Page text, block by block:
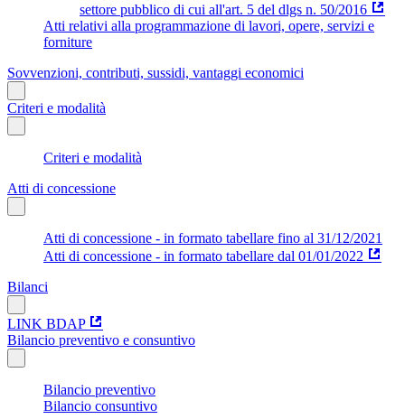
settore pubblico di cui all'art. 5 del dlgs n. 50/2016
Atti relativi alla programmazione di lavori, opere, servizi e
forniture
Sovvenzioni, contributi, sussidi, vantaggi economici
Criteri e modalità
Criteri e modalità
Atti di concessione
Atti di concessione - in formato tabellare fino al 31/12/2021
Atti di concessione - in formato tabellare dal 01/01/2022
Bilanci
LINK BDAP
Bilancio preventivo e consuntivo
Bilancio preventivo
Bilancio consuntivo